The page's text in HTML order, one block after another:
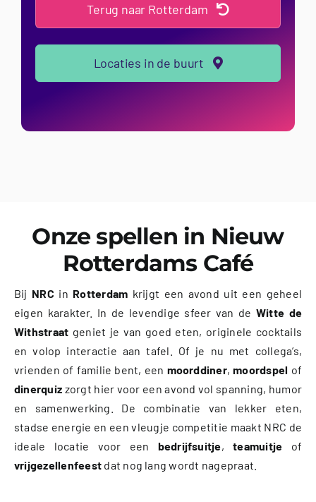
Terug naar Rotterdam
Locaties in de buurt
Onze spellen in Nieuw
Rotterdams Café
Bij NRC in Rotterdam krijgt een avond uit een geheel
eigen karakter. In de levendige sfeer van de Witte de
Withstraat geniet je van goed eten, originele cocktails
en volop interactie aan tafel. Of je nu met collega’s,
vrienden of familie bent, een moorddiner,moordspel of
dinerquiz zorgt hier voor een avond vol spanning, humor
en samenwerking. De combinatie van lekker eten,
stadse energie en een vleugje competitie maakt NRC de
ideale locatie voor een bedrijfsuitje,teamuitje of
vrijgezellenfeest dat nog lang wordt nagepraat.